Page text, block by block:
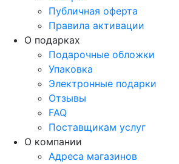
Публичная оферта
Правила активации
О подарках
Подарочные обложки
Упаковка
Электронные подарки
Отзывы
FAQ
Поставщикам услуг
О компании
Адреса магазинов